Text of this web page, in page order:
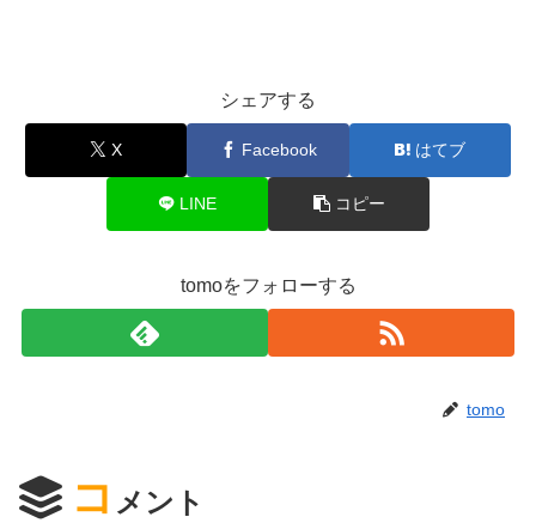
シェアする
X Facebook はてブ
LINE コピー
tomoをフォローする
tomo
コ メント